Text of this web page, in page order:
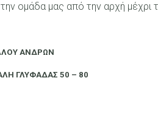
ομάδα μας από την αρχή μέχρι
ΑΝΔΡΩΝ
ΓΛΥΦΑΔΑΣ 50 – 80